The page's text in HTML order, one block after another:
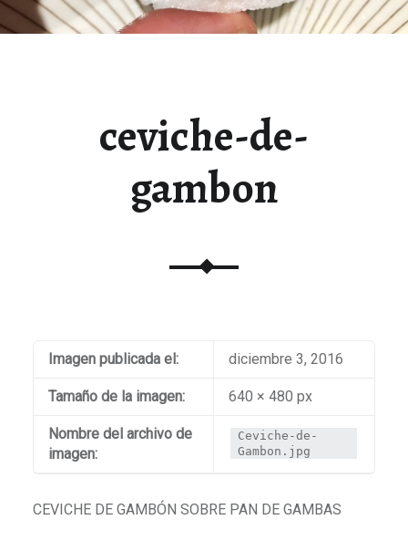
ceviche-de-
gambon
Imagen publicada el: diciembre 3, 2016
Tamaño de la imagen: 640 × 480 px
Nombre del archivo de
imagen:
Ceviche-de-
Gambon.jpg
CEVICHE DE GAMBÓN SOBRE PAN DE GAMBAS